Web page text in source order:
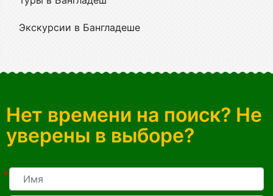
Экскурсии в Бангладеше
Нет времени на поиск? Не
уверены в выборе?
*